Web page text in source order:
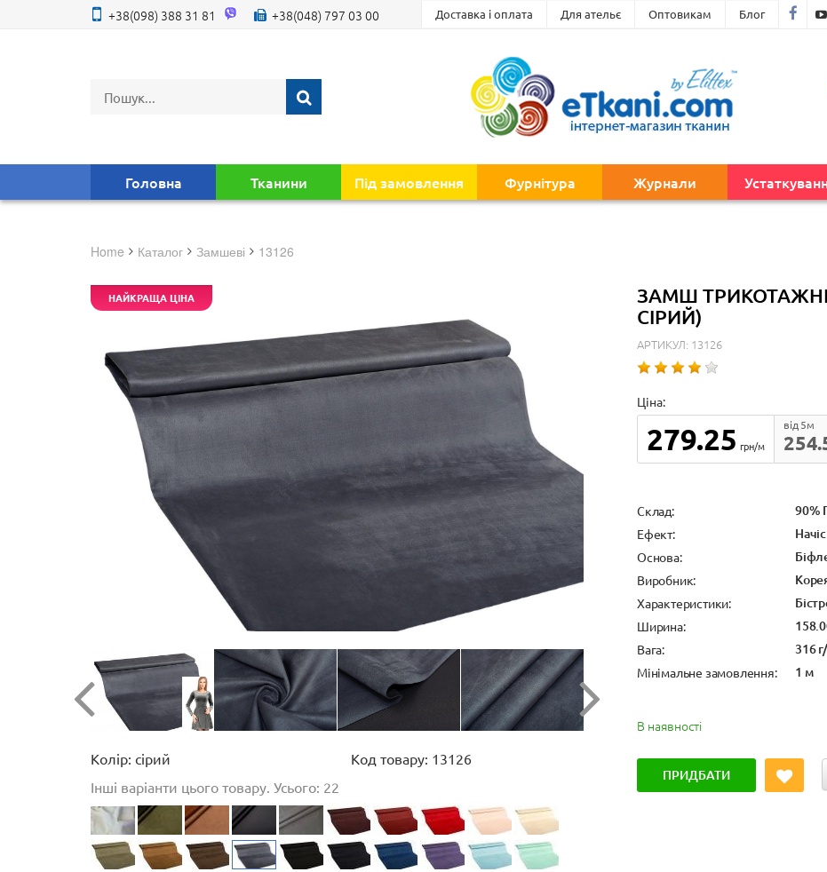
+38(098) 388 31 81 +38(048) 797 03 00 Доставка і оплата Для ательє Оптовикам Блог
Головна Тканини Під замовлення Фурнітура Журнали
Home Каталог замшеві 13126
НАЙКРАЩА ЦІНА
Колір: сірий
Код товару: 13126
Інші варіанти цього товару. Усього: 22
ЗАМШ
СІРИЙ)
АРТИКУЛ: 13126
Ціна:
279.25 грн/м
від 5м
Cклад: 90%
Ефект: Начіс
Основа:
Виробник:
Характеристики:
Ширина:
Вага: 316
Мінімальне замовлення: 1 м
В наявності
ПРИДБАТИ